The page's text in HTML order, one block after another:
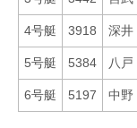
4号艇 3918 深井
5号艇 5384 八戸
6号艇 5197 中野